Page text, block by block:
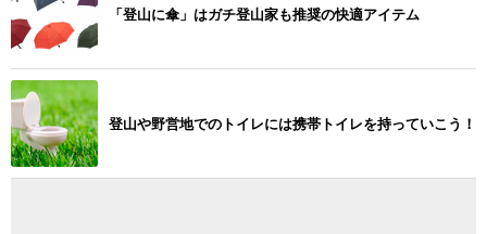
「登山に傘」はガチ登山家も推奨の快適アイテム
登山や野営地でのトイレには携帯トイレを持っていこう！